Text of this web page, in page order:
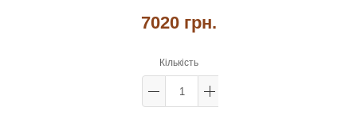
7020 грн.
Кількість